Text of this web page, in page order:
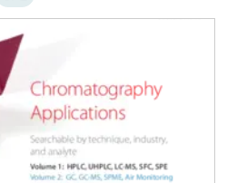
ligand
ligand)